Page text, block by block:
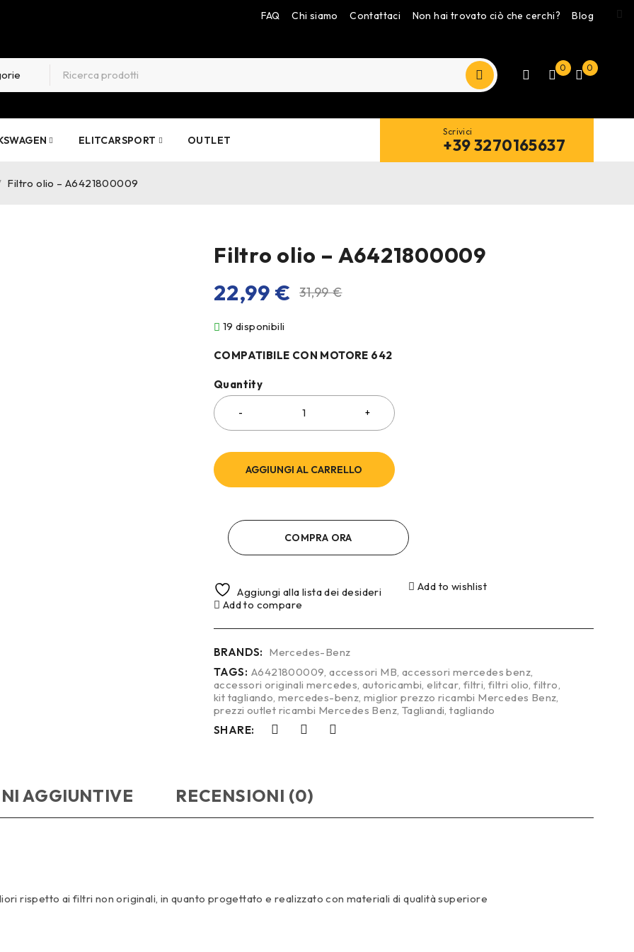
FAQ Chi siamo Contattaci Non hai trovato ciò che cerchi? Blog
0 0
ELITCARSPORT OUTLET
Scrivici
+39 3270165637
Filtro olio – A6421800009
Filtro olio – A6421800009
31,99€
22,99 €
19 disponibili
COMPATIBILE CON MOTORE 642
Quantity
AGGIUNGI AL CARRELLO
COMPRA ORA
Aggiungi alla lista dei desideri
Add to wishlist
Add to compare
BRANDS: Mercedes-Benz
TAGS: A6421800009,accessori MB, accessori mercedes benz,
accessori originali mercedes,autoricambi,elitcar, filtri,filtri olio,filtro,
kit tagliando,mercedes-benz,miglior prezzo ricambi Mercedes Benz,
prezzi outlet ricambi Mercedes Benz, Tagliandi,tagliando
SHARE:
AGGIUNTIVE RECENSIONI (0)
rispetto ai filtri non originali, in quanto progettato e realizzato con materiali di qualità superiore